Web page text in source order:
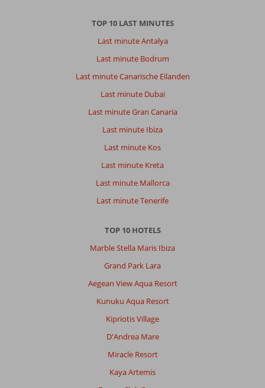
TOP 10 LAST MINUTES
Last minute Antalya
Last minute Bodrum
Last minute Canarische Eilanden
Last minute Dubai
Last minute Gran Canaria
Last minute Ibiza
Last minute Kos
Last minute Kreta
Last minute Mallorca
Last minute Tenerife
TOP 10 HOTELS
Marble Stella Maris Ibiza
Grand Park Lara
Aegean View Aqua Resort
Kunuku Aqua Resort
Kipriotis Village
D'Andrea Mare
Miracle Resort
Kaya Artemis